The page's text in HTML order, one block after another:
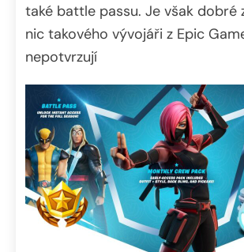
také battle passu. Je však dobré
nic takového vývojáři z Epic
nepotvrzují